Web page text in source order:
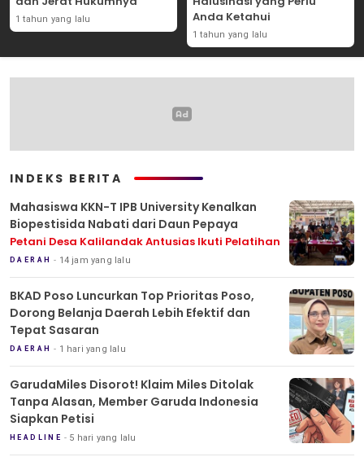
1 tahun yang lalu
Anda Ketahui
1 tahun yang lalu
INDEKS BERITA
Mahasiswa KKN-T IPB University Kenalkan
Biopestisida Nabati dari Daun Pepaya
Petani Desa Kalilandak Antusias Ikuti Pelatihan
DAERAH 14 jam yang lalu
BKAD Poso Luncurkan Top Prioritas Poso,
Dorong Belanja Daerah Lebih Efektif dan
Tepat Sasaran
DAERAH 1 hari yang lalu
GarudaMiles Disorot! Klaim Miles Ditolak
Tanpa Alasan, Member Garuda Indonesia
Siapkan Petisi
HEADLINE 5 hari yang lalu